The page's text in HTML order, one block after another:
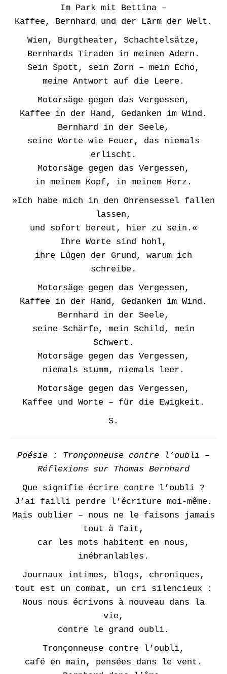
Im Park mit Bettina –
Kaffee, Bernhard und der Lärm der Welt.
Wien, Burgtheater, Schachtelsätze,
Bernhards Tiraden in meinen Adern.
Sein Spott, sein Zorn – mein Echo,
meine Antwort auf die Leere.
Motorsäge gegen das Vergessen,
Kaffee in der Hand, Gedanken im Wind.
Bernhard in der Seele,
seine Worte wie Feuer, das niemals
erlischt.
Motorsäge gegen das Vergessen,
in meinem Kopf, in meinem Herz.
»Ich habe mich in den Ohrensessel fallen
lassen,
und sofort bereut, hier zu sein.«
Ihre Worte sind hohl,
ihre Lügen der Grund, warum ich
schreibe.
Motorsäge gegen das Vergessen,
Kaffee in der Hand, Gedanken im Wind.
Bernhard in der Seele,
seine Schärfe, mein Schild, mein
Schwert.
Motorsäge gegen das Vergessen,
niemals stumm, niemals leer.
Motorsäge gegen das Vergessen,
Kaffee und Worte – für die Ewigkeit.
S.
Poésie : Tronçonneuse contre l’oubli –
Réflexions sur Thomas Bernhard
Que signifie écrire contre l’oubli ?
J’ai failli perdre l’écriture moi-même.
Mais oublier – nous ne le faisons jamais
tout à fait,
car les mots habitent en nous,
inébranlables.
Journaux intimes, blogs, chroniques,
tout est un combat, un cri silencieux :
Nous nous écrivons à nouveau dans la
vie,
contre le grand oubli.
Tronçonneuse contre l’oubli,
café en main, pensées dans le vent.